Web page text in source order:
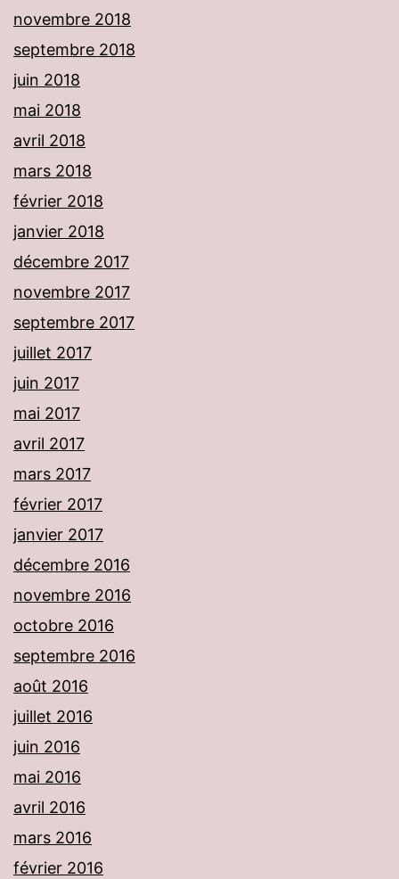
novembre 2018
septembre 2018
juin 2018
mai 2018
avril 2018
mars 2018
février 2018
janvier 2018
décembre 2017
novembre 2017
septembre 2017
juillet 2017
juin 2017
mai 2017
avril 2017
mars 2017
février 2017
janvier 2017
décembre 2016
novembre 2016
octobre 2016
septembre 2016
août 2016
juillet 2016
juin 2016
mai 2016
avril 2016
mars 2016
février 2016